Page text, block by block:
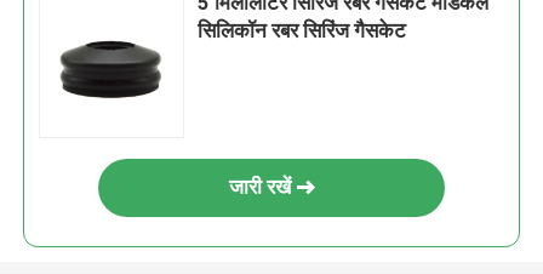
सिलिकॉन रबर सिरिंज गैसकेट
जारी रखें